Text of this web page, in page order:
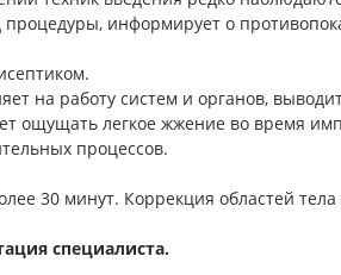
информирует о
на работу систем и органов,
ощущать легкое жжение во время
процессов.
30 минут. Коррекция областей тела
специалиста.